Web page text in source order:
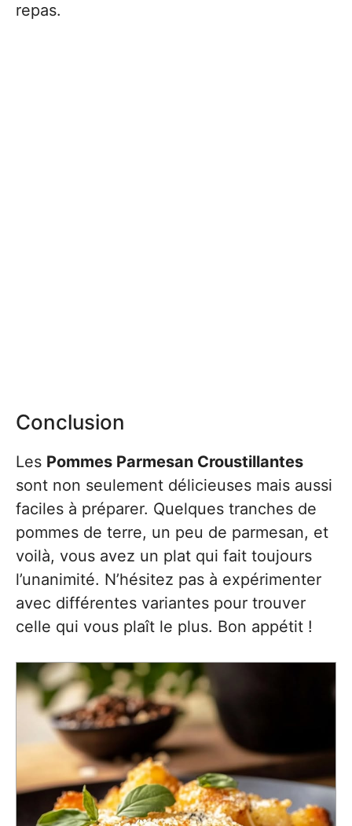
repas.
Conclusion
Les Pommes Parmesan Croustillantes
sont non seulement délicieuses mais aussi
faciles à préparer. Quelques tranches de
pommes de terre, un peu de parmesan, et
voilà, vous avez un plat qui fait toujours
l’unanimité. N’hésitez pas à expérimenter
avec différentes variantes pour trouver
celle qui vous plaît le plus. Bon appétit !